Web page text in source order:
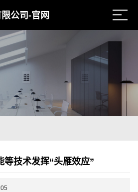
公司-官网
等技术发挥“头雁效应”